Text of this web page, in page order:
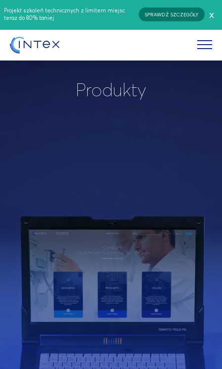
Projekt szkoleń technicznych z limitem miejsc
teraz do 80% taniej
SPRAWDŹ SZCZEGÓŁY x
Produkty